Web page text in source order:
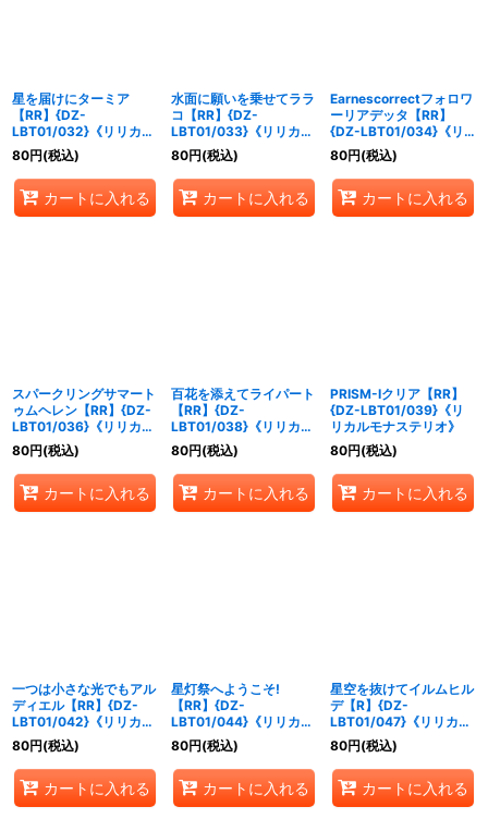
星を届けにターミア
【RR】{DZ-
LBT01/032}《リリカル
モナステリオ》
80円(税込)
カートに入れる
水面に願いを乗せてララ
コ【RR】{DZ-
LBT01/033}《リリカル
モナステリオ》
80円(税込)
カートに入れる
Earnescorrectフォロワ
ーリアデッタ【RR】
{DZ-LBT01/034}《リ
リカルモナステリオ》
80円(税込)
カートに入れる
スパークリングサマート
ゥムヘレン【RR】{DZ-
LBT01/036}《リリカル
モナステリオ》
80円(税込)
カートに入れる
百花を添えてライパート
【RR】{DZ-
LBT01/038}《リリカル
モナステリオ》
80円(税込)
カートに入れる
PRISM-Iクリア【RR】
{DZ-LBT01/039}《リ
リカルモナステリオ》
80円(税込)
カートに入れる
一つは小さな光でもアル
ディエル【RR】{DZ-
LBT01/042}《リリカル
モナステリオ》
80円(税込)
カートに入れる
星灯祭へようこそ!
【RR】{DZ-
LBT01/044}《リリカル
モナステリオ》
80円(税込)
カートに入れる
星空を抜けてイルムヒル
デ【R】{DZ-
LBT01/047}《リリカル
モナステリオ》
80円(税込)
カートに入れる